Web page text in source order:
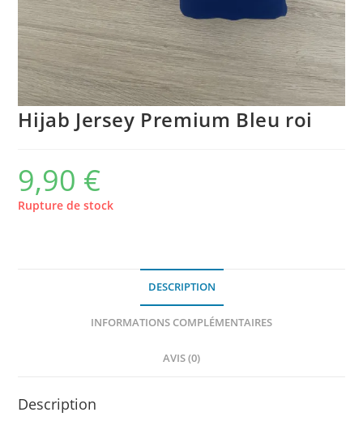
Hijab Jersey Premium Bleu roi
9,90 €
Rupture de stock
DESCRIPTION
INFORMATIONS COMPLÉMENTAIRES
AVIS (0)
Description